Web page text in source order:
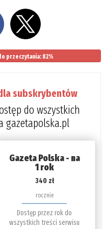
przeczytania: 82%
subskrybentów
do wszystkich
gazetapolska.pl
Gazeta Polska - na
1 rok
340 zł
rocznie
Dostęp przez rok do
wszystkich treści serwisu